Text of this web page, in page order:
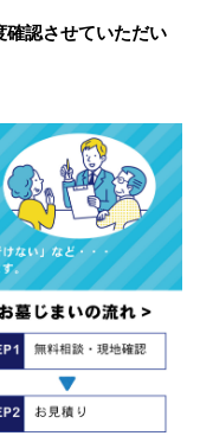
確認させていただい